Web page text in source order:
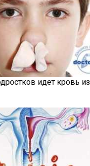
идет кровь из